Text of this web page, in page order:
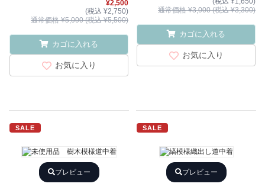
¥2,500
(税込 ¥2,750)
通常価格 ¥5,000 (税込 ¥5,500)
カゴに入れる
お気に入り
通常価格 ¥3,000 (税込 ¥3,300)
カゴに入れる
お気に入り
SALE
プレビュー
SALE
プレビュー